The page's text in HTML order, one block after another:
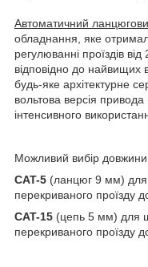
Автоматичний
обладнання, яке
регулюванні проїздів
відповідно до найвищих
будь-яке архітектурне
вольтова версія привода
інтенсивного
Можливий вибір
CAT-5 (ланцюг 9 мм)
перекриваного проїзду
CAT-15 (цепь 5 мм) для
перекриваного проїзду